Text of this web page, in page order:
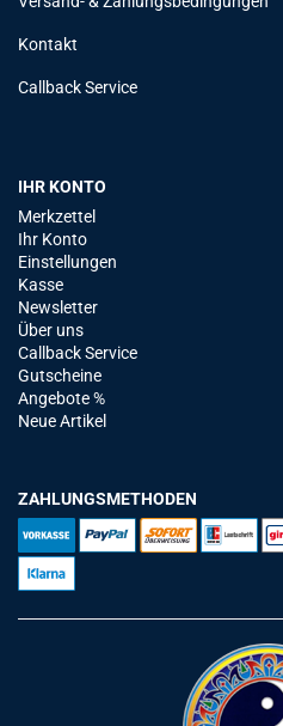
Kontakt
Callback Service
IHR KONTO
Merkzettel
Ihr Konto
Einstellungen
Kasse
Newsletter
Über uns
Callback Service
Gutscheine
Angebote %
Neue Artikel
ZAHLUNGSMETHODEN